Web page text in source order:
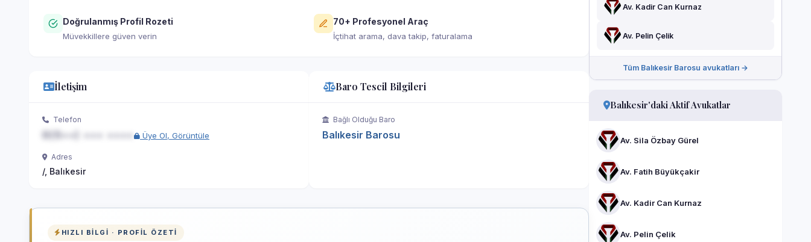
Doğrulanmış Profil Rozeti
Müvekkillere güven verin
70+ Profesyonel Araç
İçtihat arama, dava takip, faturalama
İletişim
Telefon
Üye Ol, Görüntüle
Adres
/, Balıkesir
Baro Tescil Bilgileri
Bağlı Olduğu Baro
Balıkesir Barosu
HIZLI BILGI · PROFIL ÖZETI
Av. Kadir Can Kurnaz
Av. Pelin Çelik
Tüm Balıkesir Barosu avukatları →
Balıkesir'daki Aktif Avukatlar
Av. Sila Özbay Gürel
Av. Fatih Büyükçakir
Av. Kadir Can Kurnaz
Av. Pelin Çelik